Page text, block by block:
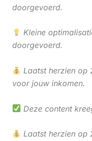
doorgevoerd.
Kleine
doorgevoerd.
Laatst herzien op
voor jouw inkomen.
Deze content
Laatst herzien op